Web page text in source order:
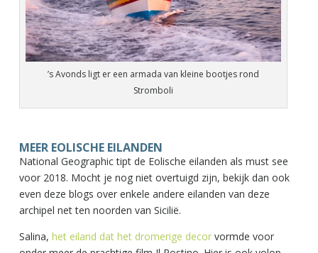
’s Avonds ligt er een armada van kleine bootjes rond
Stromboli
MEER EOLISCHE EILANDEN
National Geographic tipt de Eolische eilanden als must see
voor 2018. Mocht je nog niet overtuigd zijn, bekijk dan ook
even deze blogs over enkele andere eilanden van deze
archipel net ten noorden van Sicilië.
Salina, het eiland dat het dromerige decorvormde voor